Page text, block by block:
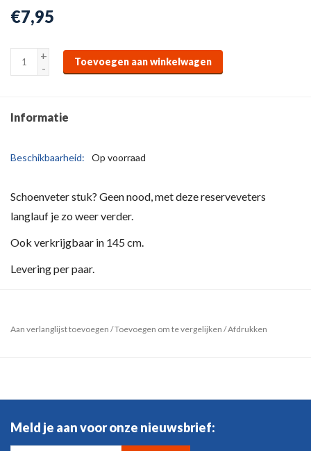
€7,95
+
-
Toevoegen aan winkelwagen
Informatie
Beschikbaarheid: Op voorraad
Schoenveter stuk? Geen nood, met deze reserveveters
langlauf je zo weer verder.
Ook verkrijgbaar in 145 cm.
Levering per paar.
Aan verlanglijst toevoegen /Toevoegen om te vergelijken /Afdrukken
Meld je aan voor onze nieuwsbrief: